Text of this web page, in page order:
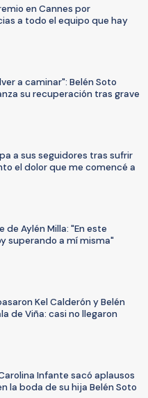
en Cannes por
a todo el equipo que hay
a caminar": Belén Soto
su recuperación tras grave
a sus seguidores tras sufrir
el dolor que me comencé a
de Aylén Milla: "En este
superando a mí misma"
Kel Calderón y Belén
de Viña: casi no llegaron
Infante sacó aplausos
la boda de su hija Belén Soto